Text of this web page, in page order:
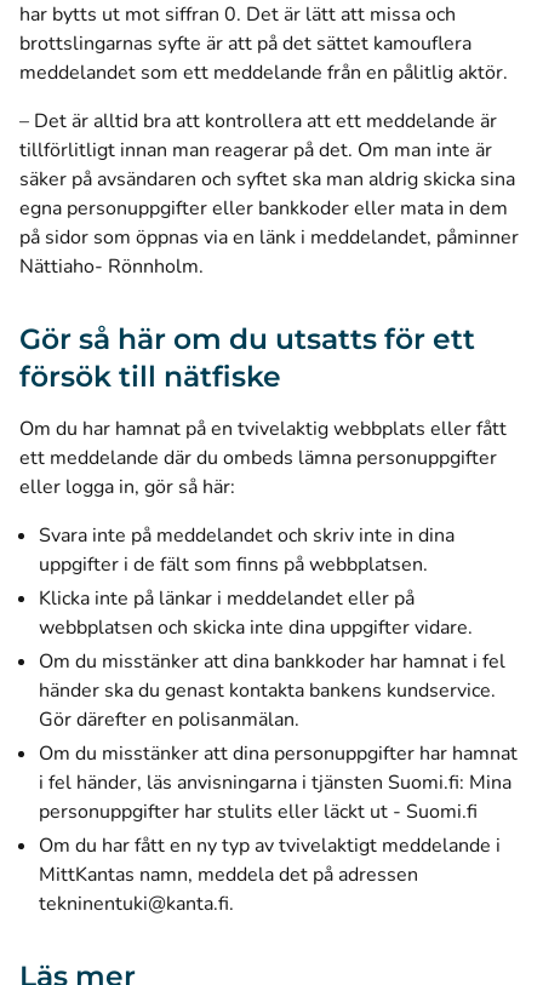
har bytts ut mot siffran 0. Det är lätt att missa och
brottslingarnas syfte är att på det sättet kamouflera
meddelandet som ett meddelande från en pålitlig aktör.
– Det är alltid bra att kontrollera att ett meddelande är
tillförlitligt innan man reagerar på det. Om man inte är
säker på avsändaren och syftet ska man aldrig skicka sina
egna personuppgifter eller bankkoder eller mata in dem
på sidor som öppnas via en länk i meddelandet, påminner
Nättiaho- Rönnholm.
Gör så här om du utsatts för ett
försök till nätfiske
Om du har hamnat på en tvivelaktig webbplats eller fått
ett meddelande där du ombeds lämna personuppgifter
eller logga in, gör så här:
Svara inte på meddelandet och skriv inte in dina
uppgifter i de fält som finns på webbplatsen.
Klicka inte på länkar i meddelandet eller på
webbplatsen och skicka inte dina uppgifter vidare.
Om du misstänker att dina bankkoder har hamnat i fel
händer ska du genast kontakta bankens kundservice.
Gör därefter en polisanmälan.
Om du misstänker att dina personuppgifter har hamnat
i fel händer, läs anvisningarna i tjänsten Suomi.fi: Mina
personuppgifter har stulits eller läckt ut - Suomi.fi
Om du har fått en ny typ av tvivelaktigt meddelande i
MittKantas namn, meddela det på adressen
tekninentuki@kanta.fi.
Läs mer